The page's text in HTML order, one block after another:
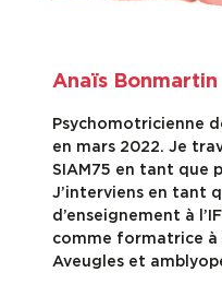
Anaïs Bonmartin
Psychomotricienne
en mars 2022. Je
SIAM75 en tant que
J’interviens en tant
d’enseignement à
comme formatrice à
Aveugles et